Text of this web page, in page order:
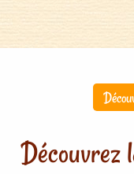
Découvrez